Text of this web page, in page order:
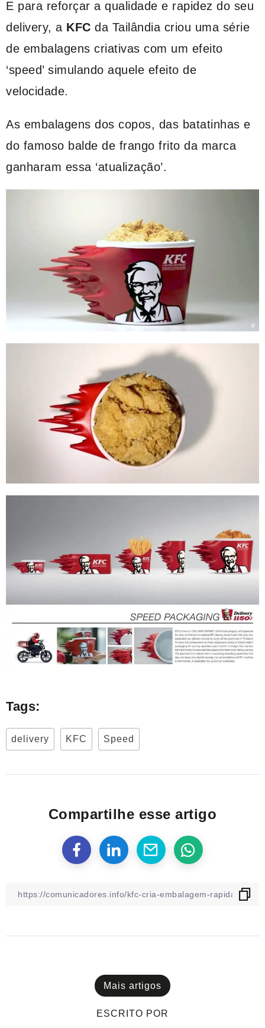
E para reforçar a qualidade e rapidez do seu
delivery, a KFC da Tailândia criou uma série
de embalagens criativas com um efeito
‘speed’ simulando aquele efeito de
velocidade.
As embalagens dos copos, das batatinhas e
do famoso balde de frango frito da marca
ganharam essa ‘atualização’.
Tags:
delivery KFC Speed
Compartilhe esse artigo
Mais artigos
ESCRITO POR